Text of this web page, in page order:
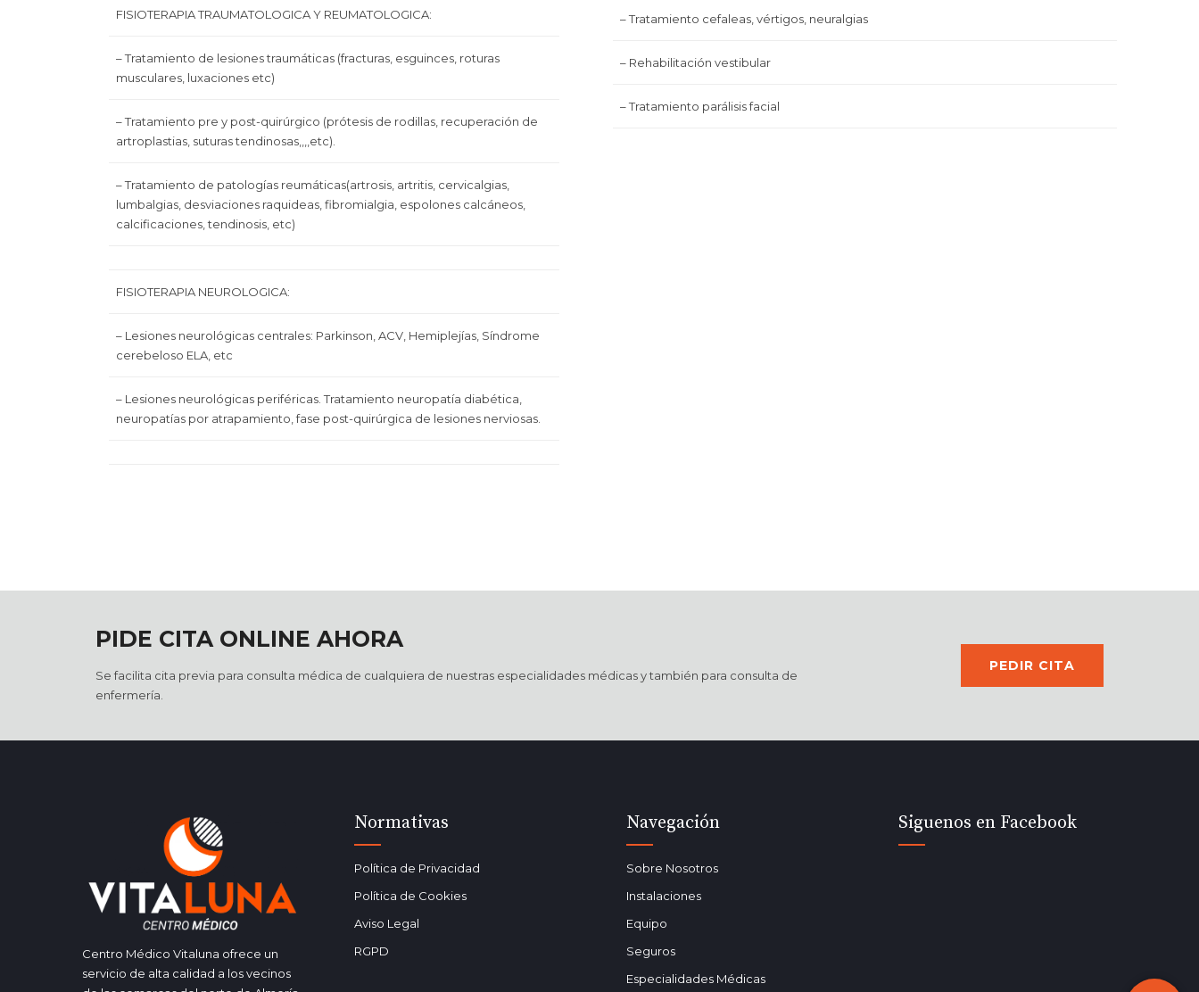
FISIOTERAPIA TRAUMATOLOGICA Y REUMATOLOGICA:
– Tratamiento de lesiones traumáticas (fracturas, esguinces, roturas
musculares, luxaciones etc)
– Tratamiento pre y post-quirúrgico (prótesis de rodillas, recuperación de
artroplastias, suturas tendinosas,,,,etc).
– Tratamiento de patologías reumáticas(artrosis, artritis, cervicalgias,
lumbalgias, desviaciones raquideas, fibromialgia, espolones calcáneos,
calcificaciones, tendinosis, etc)
FISIOTERAPIA NEUROLOGICA:
– Lesiones neurológicas centrales: Parkinson, ACV, Hemiplejías, Síndrome
cerebeloso ELA, etc
– Lesiones neurológicas periféricas. Tratamiento neuropatía diabética,
neuropatías por atrapamiento, fase post-quirúrgica de lesiones nerviosas.
– Tratamiento cefaleas, vértigos, neuralgias
– Rehabilitación vestibular
– Tratamiento parálisis facial
PIDE CITA ONLINE AHORA
Se facilita cita previa para consulta médica de cualquiera de nuestras especialidades médicas y también para consulta de
enfermería.
PEDIR CITA
Centro Médico Vitaluna ofrece un
servicio de alta calidad a los vecinos
Normativas
Política de Privacidad
Política de Cookies
Aviso Legal
RGPD
Navegación
Sobre Nosotros
Instalaciones
Equipo
Seguros
Especialidades Médicas
Siguenos en Facebook